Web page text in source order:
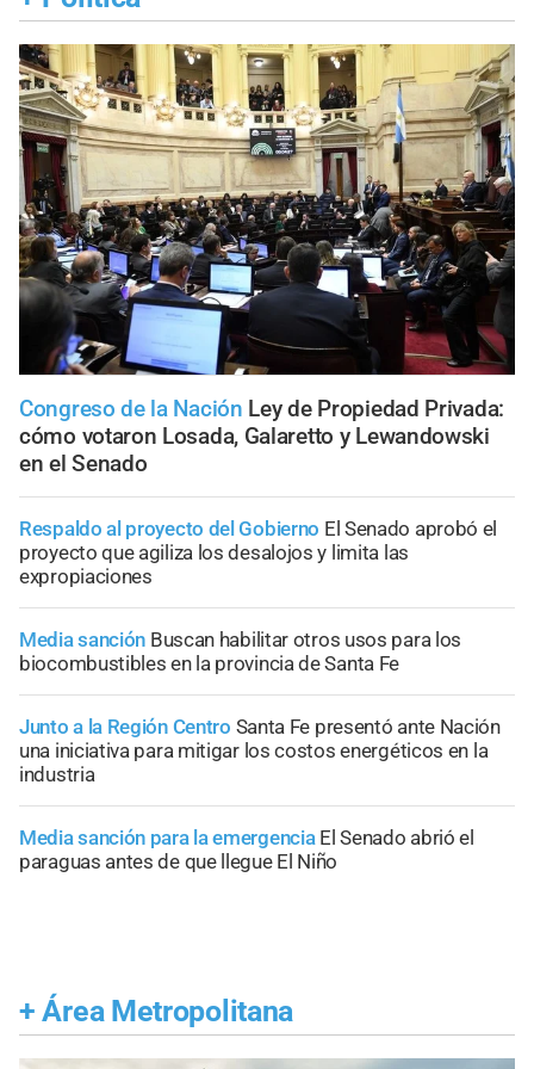
Congreso de la Nación Ley de Propiedad Privada:
cómo votaron Losada, Galaretto y Lewandowski
en el Senado
Respaldo al proyecto del Gobierno El Senado aprobó el
proyecto que agiliza los desalojos y limita las
expropiaciones
Media sanción Buscan habilitar otros usos para los
biocombustibles en la provincia de Santa Fe
Junto a la Región Centro Santa Fe presentó ante Nación
una iniciativa para mitigar los costos energéticos en la
industria
Media sanción para la emergencia El Senado abrió el
paraguas antes de que llegue El Niño
+ Área Metropolitana